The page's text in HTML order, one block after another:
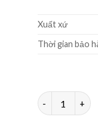
Xuất xứ
Thời gian bảo
Bơm chìm